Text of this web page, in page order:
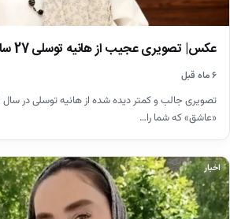
عکس| تصویری عجیب از هانیه توسلی 27 ساله در بالای تیر برق؛…
۶ ماه قبل
«عاشق» که شما را…
اخبار